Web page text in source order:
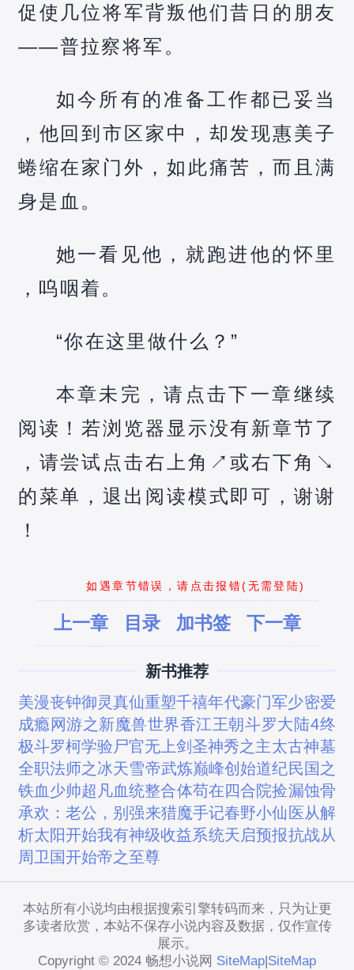
促使几位将军背叛他们昔日的朋友
——普拉察将军。
如今所有的准备工作都已妥当
，他回到市区家中，却发现惠美子
蜷缩在家门外，如此痛苦，而且满
身是血。
她一看见他，就跑进他的怀里
，呜咽着。
“你在这里做什么？”
本章未完，请点击下一章继续
阅读！若浏览器显示没有新章节了
，请尝试点击右上角↗️或右下角↘️
的菜单，退出阅读模式即可，谢谢
！
如遇章节错误，请点击报错(无需登陆)
上一章 目录 加书签 下一章
新书推荐
美漫丧钟御灵真仙重塑千禧年代豪门军少密爱
成瘾 网游之新魔兽世界香江王朝斗罗大陆4终
极斗罗柯学验尸官无上剑圣神秀之主太古神墓
全职法师之冰天雪帝武炼巅峰创始道纪民国之
铁血少帅超凡血统整合体苟在四合院捡漏蚀骨
承欢：老公，别强来猎魔手记春野小仙医从解
析太阳开始我有神级收益系统天启预报抗战从
周卫国开始帝之至尊
本站所有小说均由根据搜索引擎转码而来，只为让更
多读者欣赏，本站不保存小说内容及数据，仅作宣传
展示。
Copyright © 2024 畅想小说网 SiteMap|SiteMap